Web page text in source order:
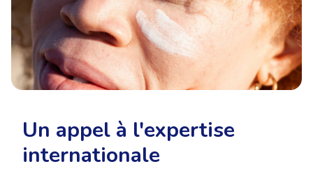
Un appel à l'expertise
internationale